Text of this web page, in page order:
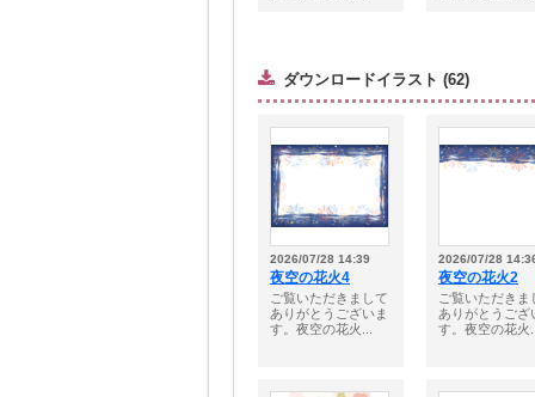
ダウンロードイラスト (62)
2026/07/28 14:39
夜空の花火4
ご覧いただきまして
ありがとうございま
す。夜空の花火...
2026/07/28
夜空の花火2
ご覧いただきま
ありがとうござ
す。夜空の花火